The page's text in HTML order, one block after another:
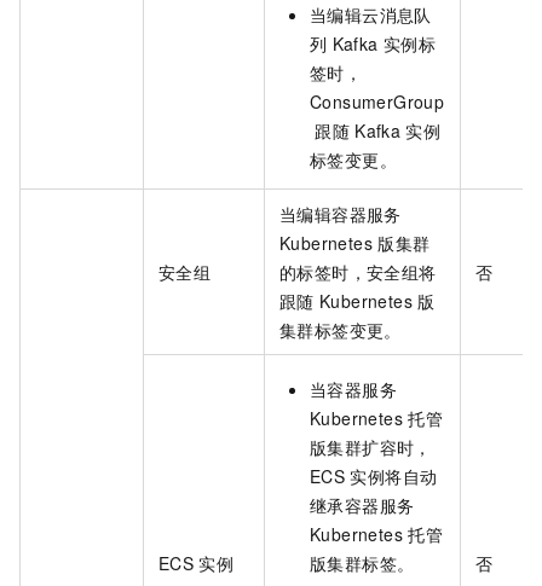
当编辑云消息队
列 Kafka 实例标
签时，
ConsumerGroup
跟随 Kafka 实例
标签变更。
安全组
当编辑容器服务
Kubernetes 版集群
的标签时，安全组将
跟随 Kubernetes 版
集群标签变更。
否
ECS 实例
当容器服务
Kubernetes 托管
版集群扩容时，
ECS 实例将自动
继承容器服务
Kubernetes 托管
版集群标签。
否